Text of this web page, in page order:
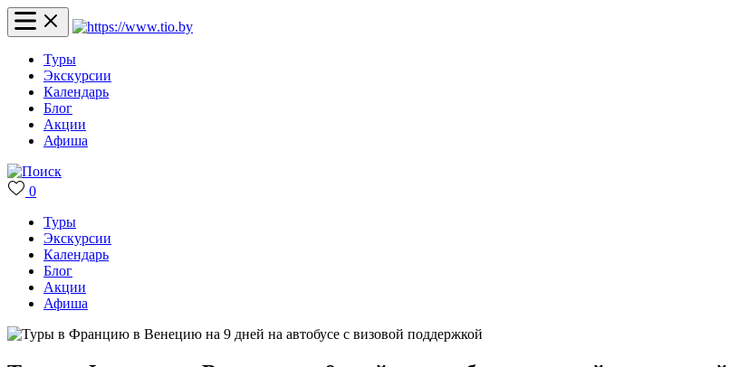
Туры
Экскурсии
Календарь
Блог
Акции
Афиша
0
Туры
Экскурсии
Календарь
Блог
Акции
Афиша